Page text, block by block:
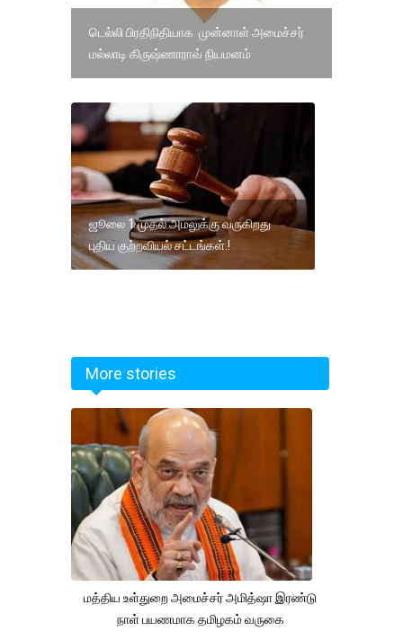
டெல்லி பிரதிநிதியாக முன்னாள் அமைச்சர்
மல்லாடி கிருஷ்ணாராவ் நியமனம்
ஜூலை 1 முதல் அமலுக்கு வருகிறது
புதிய குற்றவியல் சட்டங்கள்.!
More stories
மத்திய உள்துறை அமைச்சர் அமித்ஷா இரண்டு
நாள் பயணமாக தமிழகம் வருகை